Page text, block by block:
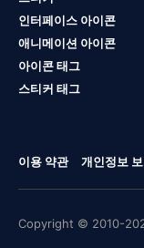
인터페이스 아이콘
애니메이션 아이콘
아이콘 태그
스티커 태그
이용 약관 개인정보
Copyright © 2010-